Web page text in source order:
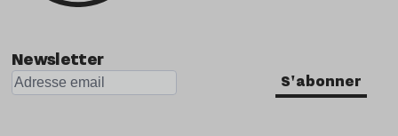
Newsletter
S'abonner